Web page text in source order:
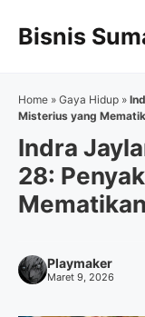
Bisnis
Home » Gaya Hidup »
Misterius yang
Indra
28:
Playmaker
Maret 9, 2026